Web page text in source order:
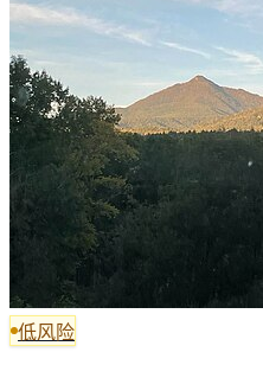
低风险